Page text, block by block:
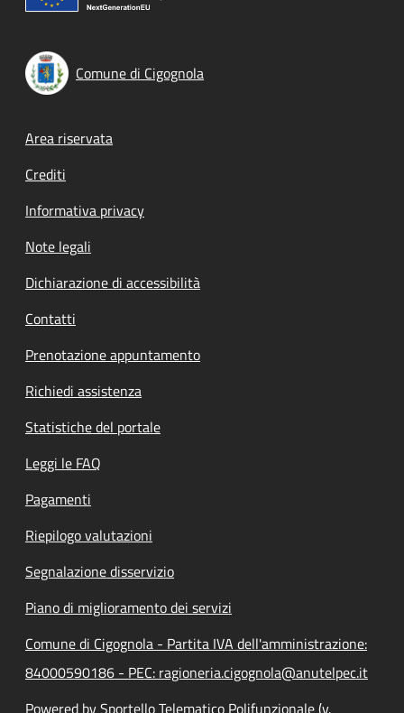
Comune di Cigognola
Footer menu
Area riservata
Crediti
Informativa privacy
Note legali
Dichiarazione di accessibilità
Contatti
Prenotazione appuntamento
Richiedi assistenza
Statistiche del portale
Leggi le FAQ
Pagamenti
Riepilogo valutazioni
Segnalazione disservizio
Piano di miglioramento dei servizi
Comune di Cigognola - Partita IVA dell'amministrazione:
84000590186 - PEC: ragioneria.cigognola@anutelpec.it
Powered by Sportello Telematico Polifunzionale (v.